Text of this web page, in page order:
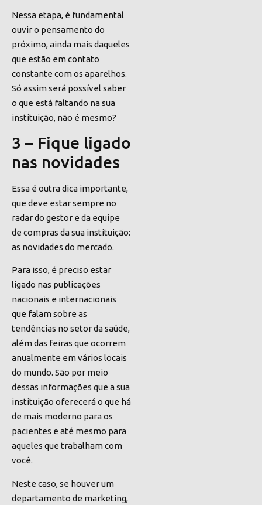
Nessa etapa, é fundamental
ouvir o pensamento do
próximo, ainda mais daqueles
que estão em contato
constante com os aparelhos.
Só assim será possível saber
o que está faltando na sua
instituição, não é mesmo?
3 – Fique ligado
nas novidades
Essa é outra dica importante,
que deve estar sempre no
radar do gestor e da equipe
de compras da sua instituição:
as novidades do mercado.
Para isso, é preciso estar
ligado nas publicações
nacionais e internacionais
que falam sobre as
tendências no setor da saúde,
além das feiras que ocorrem
anualmente em vários locais
do mundo. São por meio
dessas informações que a sua
instituição oferecerá o que há
de mais moderno para os
pacientes e até mesmo para
aqueles que trabalham com
você.
Neste caso, se houver um
departamento de marketing,